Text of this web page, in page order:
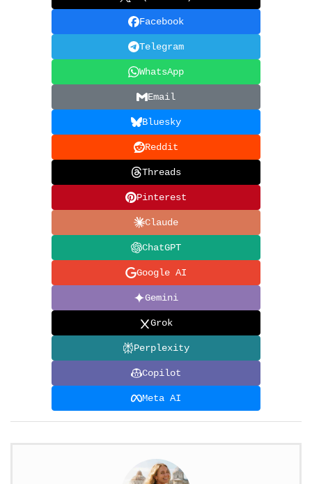
Facebook
Telegram
WhatsApp
Email
Bluesky
Reddit
Threads
Pinterest
Claude
ChatGPT
Google AI
Gemini
Grok
Perplexity
Copilot
Meta AI